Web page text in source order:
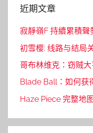
近期文章
寂靜嶺F 持續累積
初雪樱: 线路与结局
哥布林维克：窃贼
Blade Ball：如何获
Haze Piece 完整地